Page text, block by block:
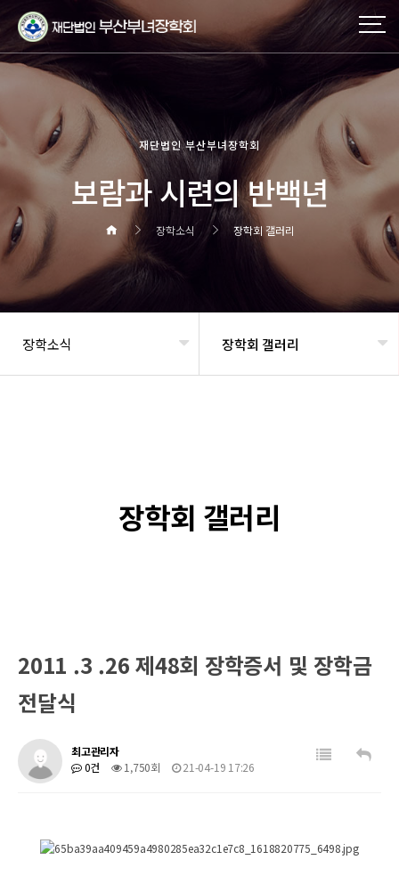
재단법인 부산부녀장학회
보람과 시련의 반백년
장학소식 장학회 갤러리
장학소식 장학회 갤러리
장학회 갤러리
2011 .3 .26 제48회 장학증서 및 장학금
전달식
최고관리자
0건
1,750회 21-04-19 17:26